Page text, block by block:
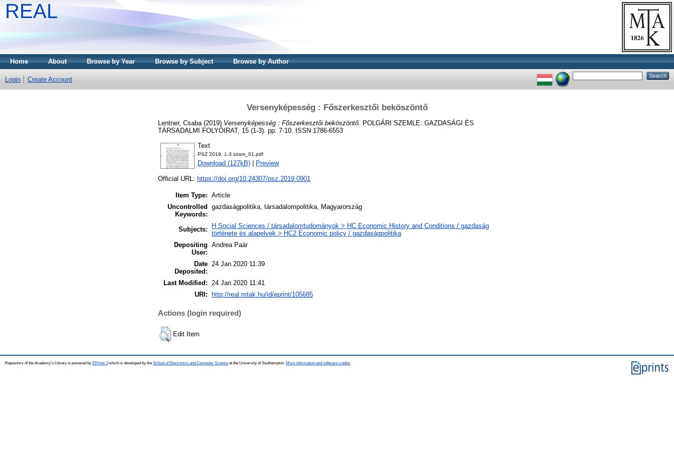
REAL
Home About Browse by Year Browse by Subject Browse by Author
Login Create Account
Versenyképesség : Főszerkesztői beköszöntő
Lentner, Csaba (2019) Versenyképesség : Főszerkesztői beköszöntő. POLGÁRI SZEMLE: GAZDASÁGI ÉS
TÁRSADALMI FOLYÓIRAT, 15 (1-3). pp. 7-10. ISSN 1786-6553
Text
PSZ 2019. 1-3.szam_01.pdf
Download (127kB) Preview
Official URL: https://doi.org/10.24307/psz.2019.0901
Item Type: Article
Uncontrolled
Keywords:
gazdaságpolitika, társadalompolitika, Magyarország
Subjects:
H Social Sciences / társadalomtudományok > HC Economic History and Conditions / gazdaság
története és alapelvek > HC2 Economic policy / gazdaságpolitika
Depositing
User:
Andrea Paár
Date
Deposited:
24 Jan 2020 11:39
Last Modified: 24 Jan 2020 11:41
URI:
http://real.mtak.hu/id/eprint/105685
Actions (login required)
Edit Item
Repository of the Academy's Library is powered by EPrints 3which is developed by the School of Electronics and Computer Science at the University of Southampton. More information and software credits